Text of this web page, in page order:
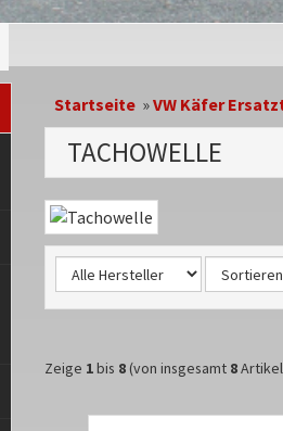
Startseite»VW Käfer
TACHOWELLE
Kategoriebeschreibung
Zeige 1bis 8(von insgesamt 8